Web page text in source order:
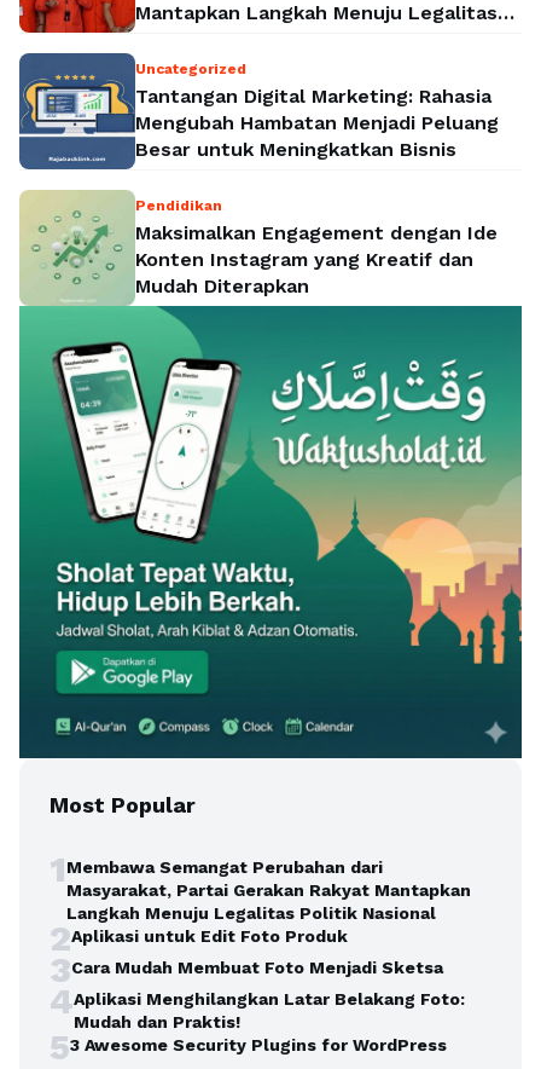
Mantapkan Langkah Menuju Legalitas
Uncategorized
Tantangan Digital Marketing: Rahasia
Mengubah Hambatan Menjadi Peluang
Besar untuk Meningkatkan Bisnis
Pendidikan
Maksimalkan Engagement dengan Ide
Konten Instagram yang Kreatif dan
Mudah Diterapkan
Most Popular
1Membawa Semangat Perubahan dari
Masyarakat, Partai Gerakan Rakyat Mantapkan
Langkah Menuju Legalitas Politik Nasional
2Aplikasi untuk Edit Foto Produk
3Cara Mudah Membuat Foto Menjadi Sketsa
4Aplikasi Menghilangkan Latar Belakang Foto:
Mudah dan Praktis!
53 Awesome Security Plugins for WordPress